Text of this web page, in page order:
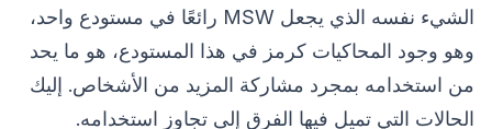
الشيء نفسه الذي يجعل MSW رائعًا في مستودع واحد،
وهو وجود المحاكيات كرمز في هذا المستودع، هو ما يحد
من استخدامه بمجرد مشاركة المزيد من الأشخاص. إليك
الحالات التي تميل فيها الفرق إلى تجاوز استخدامه.